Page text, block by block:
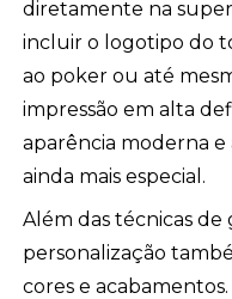
diretamente na
incluir o logotipo do
ao poker ou até
impressão em alta
aparência moderna
ainda mais especial.
Além das técnicas de
personalização
cores e